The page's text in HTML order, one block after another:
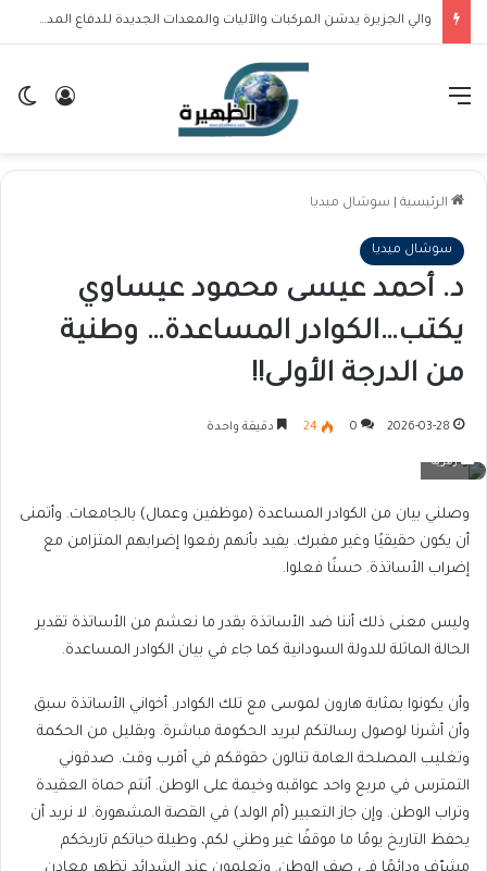
والي الجزيرة يدشن المركبات والآليات والمعدات الجديدة للدفاع المدني بالولاية
تسجيل القائمة
الرئيسية سوشال ميديا
سوشال ميديا
د. أحمد عيسى محمود عيساوي
يكتب…الكوادر المساعدة… وطنية
من الدرجة الأولى!!
2026-03-28
0
24 دقيقة واحدة
رمزية
وصلني بيان من الكوادر المساعدة (موظفين وعمال) بالجامعات. وأتمنى
أن يكون حقيقيًا وغير مفبرك. يفيد بأنهم رفعوا إضرابهم المتزامن مع
إضراب الأساتذة. حسنًا فعلوا.
وليس معنى ذلك أننا ضد الأساتذة بقدر ما نعشم من الأساتذة تقدير
الحالة الماثلة للدولة السودانية كما جاء في بيان الكوادر المساعدة.
وأن يكونوا بمثابة هارون لموسى مع تلك الكوادر. أخواني الأساتذة سبق
وأن أشرنا لوصول رسالتكم لبريد الحكومة مباشرة. وبقليل من الحكمة
وتغليب المصلحة العامة تنالون حقوقكم في أقرب وقت. صدقوني
التمترس في مربع واحد عواقبه وخيمة على الوطن. أنتم حماة العقيدة
وتراب الوطن. وإن جاز التعبير (أم الولد) في القصة المشهورة. لا نريد أن
يحفظ التاريخ يومًا ما موقفًا غير وطني لكم، وطيلة حياتكم تاريخكم